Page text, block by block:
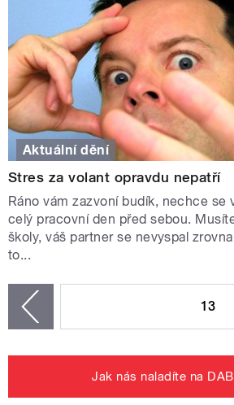
Aktuální dění
Stres za volant opravdu nepatří
Ráno vám zazvoní budík, nechce se
celý pracovní den před sebou.
školy, váš partner se nevyspal
to...
13
Jak nás naladíte na